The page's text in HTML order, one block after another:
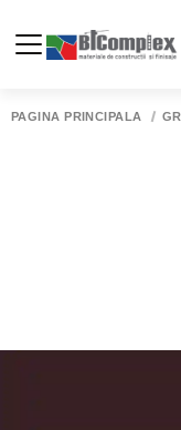
PAGINA PRINCIPALĂ